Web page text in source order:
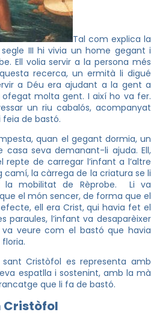
Tal com explica la
III hi vivia un home gegant i
Ell volia servir a la persona més
recerca, un ermità li digué
a Déu era ajudant a la gent a
ofegat molta gent. I així ho va fer.
un riu cabalós, acompanyat
feia de bastó.
quan el gegant dormia, un
seva demanant-li ajuda. Ell,
de carregar l’infant a l’altre
camí, la càrrega de la criatura se li
la mobilitat de Rèprobe. Li va
el món sencer, de forma que el
ell era Crist, qui havia fet el
paraules, l’infant va desaparèixer
veure com el bastó que havia
sant Cristòfol es representa amb
espatlla i sostenint, amb la mà
que li fa de bastó.
Cristòfol